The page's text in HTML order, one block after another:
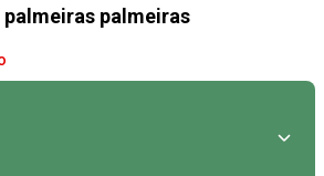
palmeiras